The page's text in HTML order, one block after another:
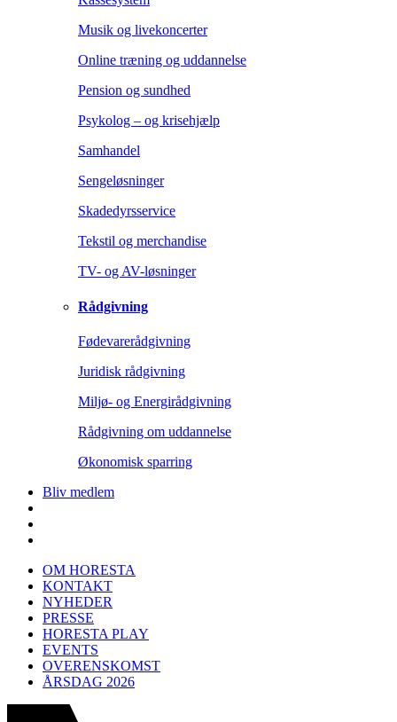
Musik og livekoncerter
Online træning og uddannelse
Pension og sundhed
Psykolog – og krisehjælp
Samhandel
Sengeløsninger
Skadedyrsservice
Tekstil og merchandise
TV- og AV-løsninger
Rådgivning
Fødevarerådgivning
Juridisk rådgivning
Miljø- og Energirådgivning
Rådgivning om uddannelse
Økonomisk sparring
Bliv medlem
OM HORESTA
KONTAKT
NYHEDER
PRESSE
HORESTA PLAY
EVENTS
OVERENSKOMST
ÅRSDAG 2026